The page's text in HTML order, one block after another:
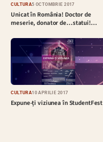
CULTURĂ5 OCTOMBRIE 2017
Unicat în România! Doctor de
meserie, donator de…statui!…
CULTURĂ10 APRILIE 2017
Expune-ți viziunea în StudentFest